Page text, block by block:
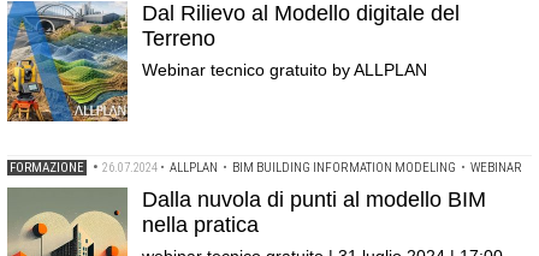
Dal Rilievo al Modello digitale del
Terreno
Webinar tecnico gratuito by ALLPLAN
FORMAZIONE • 26.07.2024 • ALLPLAN • BIM BUILDING INFORMATION MODELING • WEBINAR
Dalla nuvola di punti al modello BIM
nella pratica